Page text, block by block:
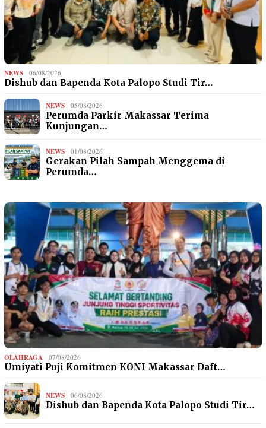
NEWS 06/08/2026
Dishub dan Bapenda Kota Palopo Studi Tir…
NEWS 05/08/2026
Perumda Parkir Makassar Terima
Kunjungan…
NEWS 01/08/2026
Gerakan Pilah Sampah Menggema di
Perumda…
OLAHRAGA 07/08/2026
Umiyati Puji Komitmen KONI Makassar Daft…
NEWS 06/08/2026
Dishub dan Bapenda Kota Palopo Studi Tir…